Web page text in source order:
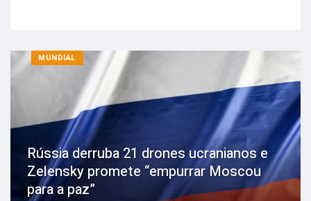
MUNDIAL
Rússia derruba 21 drones ucranianos e
Zelensky promete “empurrar Moscou
para a paz”